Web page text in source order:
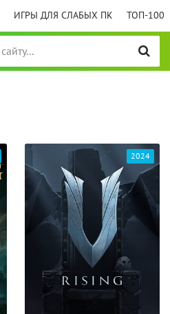
ИГРЫ ДЛЯ СЛАБЫХ ПК ТОП-100
2024